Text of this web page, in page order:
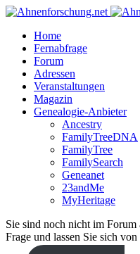
Home
Fernabfrage
Forum
Adressen
Veranstaltungen
Magazin
Genealogie-Anbieter
Ancestry
FamilyTreeDNA
FamilyTree
FamilySearch
Geneanet
23andMe
MyHeritage
Sie sind noch nicht im Forum
Frage und lassen Sie sich